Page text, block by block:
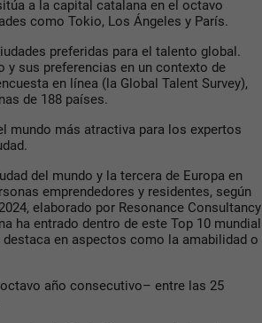
a la capital catalana en el octavo
como Tokio, Los Ángeles y París.
preferidas para el talento global.
y sus preferencias en un contexto de
en línea (la Global Talent Survey),
de 188 países.
mundo más atractiva para los expertos
del mundo y la tercera de Europa en
emprendedores y residentes, según
elaborado por Resonance Consultancy
ha entrado dentro de este Top 10 mundial
en aspectos como la amabilidad o
año consecutivo– entre las 25